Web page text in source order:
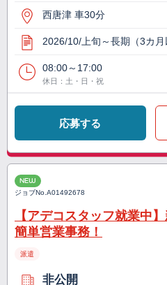
西唐津 車30分
2026/10/上旬～長期（3カ月
08:00～17:00
休日：土・日・祝
応募する
NEW
ジョブNo.A01492678
【アデコスタッフ就業中
簡単営業事務！
派遣
非公開